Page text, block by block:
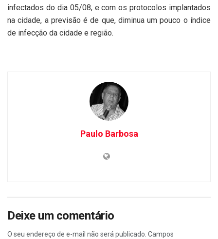
infectados do dia 05/08, e com os protocolos implantados
na cidade, a previsão é de que, diminua um pouco o índice
de infecção da cidade e região.
Paulo Barbosa
Deixe um comentário
O seu endereço de e-mail não será publicado. Campos